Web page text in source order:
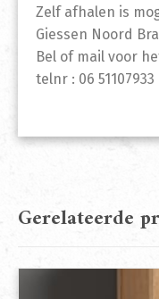
Zelf afhalen is
Giessen Noord
Bel of mail voor
telnr : 06 51107933
Gerelateerde